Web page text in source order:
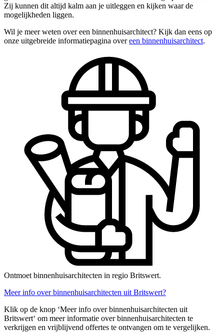
Zij kunnen dit altijd kalm aan je uitleggen en kijken waar de
mogelijkheden liggen.
Wil je meer weten over een binnenhuisarchitect? Kijk dan eens op
onze uitgebreide informatiepagina overeen binnenhuisarchitect.
Ontmoet binnenhuisarchitecten in regio Britswert.
Meer info over binnenhuisarchitecten uit Britswert?
Klik op de knop ‘Meer info over binnenhuisarchitecten uit
Britswert‘ om meer informatie over binnenhuisarchitecten te
verkrijgen en vrijblijvend offertes te ontvangen om te vergelijken.